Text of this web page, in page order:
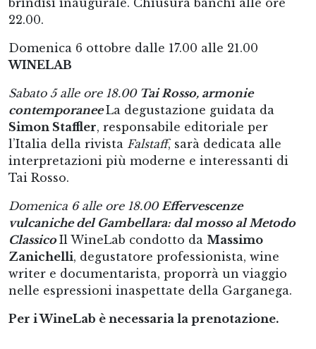
brindisi inaugurale. Chiusura banchi alle ore
22.00.
Domenica 6 ottobre dalle 17.00 alle 21.00
WINELAB
Sabato 5 alle ore 18.00 ​ Tai Rosso, armonie
contemporanee ​La degustazione guidata da
Simon Staffler, responsabile editoriale per
l’Italia della rivista Falstaff, sarà dedicata alle
interpretazioni più moderne e interessanti di
Tai Rosso.
Domenica 6 alle ore 18.00 ​Effervescenze
vulcaniche del Gambellara: dal mosso al Metodo
Classico ​Il WineLab condotto da Massimo
Zanichelli, degustatore professionista, wine
writer e documentarista, proporrà un viaggio
nelle espressioni inaspettate della Garganega.
Per i WineLab è necessaria la prenotazione.